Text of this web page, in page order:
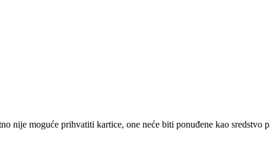
nije moguće prihvatiti kartice, one neće biti ponuđene kao sredstvo